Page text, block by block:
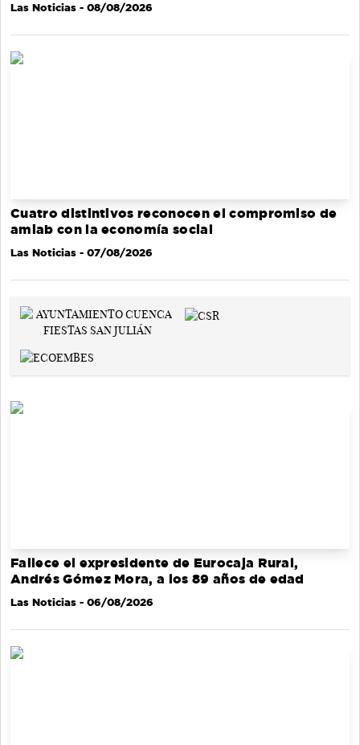
Las Noticias - 08/08/2026
Cuatro distintivos reconocen el compromiso de
amiab con la economía social
Las Noticias - 07/08/2026
Fallece el expresidente de Eurocaja Rural,
Andrés Gómez Mora, a los 89 años de edad
Las Noticias - 06/08/2026